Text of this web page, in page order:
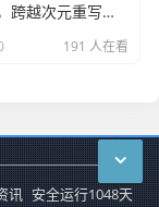
DNF同人，跨越次元重写阿拉德的悲鸣与救赎
191 人在看
讯 安全运行1048天